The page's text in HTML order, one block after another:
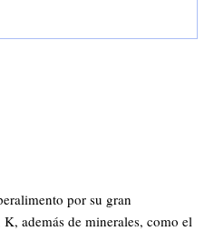
por su gran
además de minerales, como el